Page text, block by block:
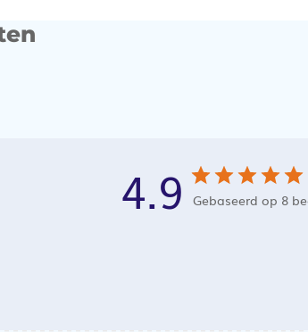
4.9 Gebaseerd op 8